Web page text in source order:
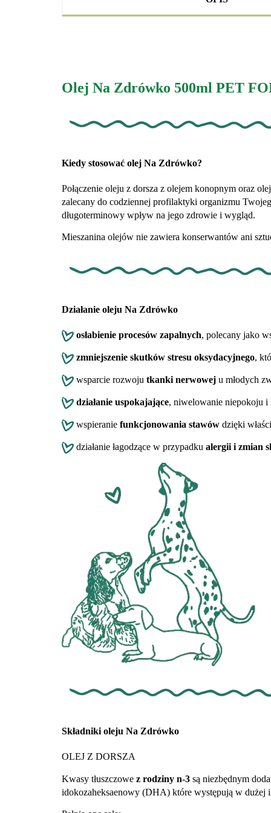
Olej Na Zdrówko 500ml PET
Kiedy stosować olej Na Zdrówko?
Połączenie oleju z dorsza z olejem konopnym oraz
zalecany do codziennej profilaktyki organizmu
długoterminowy wpływ na jego zdrowie i wygląd.
Mieszanina olejów nie zawiera konserwantów ani
Działanie oleju Na Zdrówko
osłabienie procesów zapalnych, polecany jako
zmniejszenie skutków stresu oksydacyjnego,
wsparcie rozwoju tkanki nerwowej u młodych
działanie uspokajające, niwelowanie niepokoju i
wspieranie funkcjonowania stawów dzięki
działanie łagodzące w przypadku alergii i zmian
Składniki oleju Na Zdrówko
OLEJ Z DORSZA
Kwasy tłuszczowe z rodziny n-3 są niezbędnym
idokozaheksaenowy (DHA) które występują w dużej